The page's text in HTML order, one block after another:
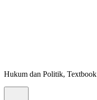
Hukum dan Politik, Textbook